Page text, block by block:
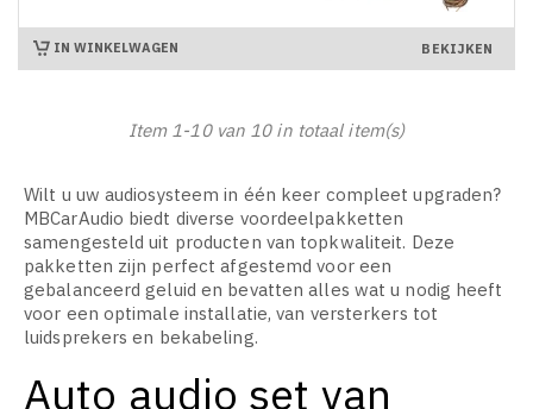
IN WINKELWAGEN BEKIJKEN
Item 1-10 van 10 in totaal item(s)
Wilt u uw audiosysteem in één keer compleet upgraden?
MBCarAudio biedt diverse voordeelpakketten
samengesteld uit producten van topkwaliteit. Deze
pakketten zijn perfect afgestemd voor een
gebalanceerd geluid en bevatten alles wat u nodig heeft
voor een optimale installatie, van versterkers tot
luidsprekers en bekabeling.
Auto audio set van